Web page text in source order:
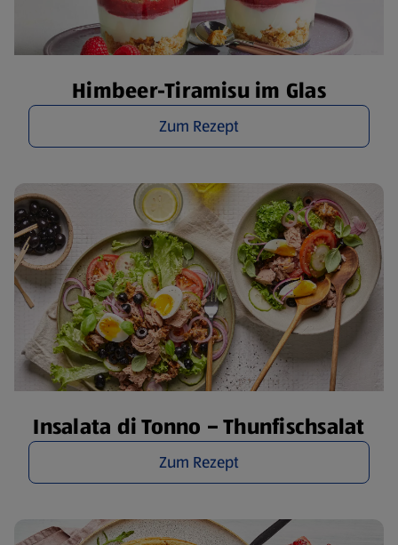
Himbeer-Tiramisu im Glas
Zum Rezept
Insalata di Tonno – Thunfischsalat
Zum Rezept